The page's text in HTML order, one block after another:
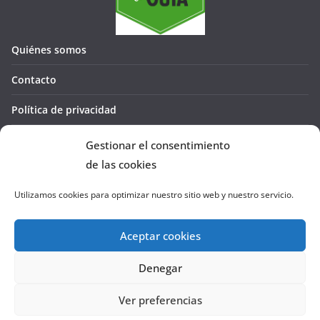
Gestionar el consentimiento
de las cookies
Utilizamos cookies para optimizar nuestro sitio web y nuestro servicio.
Aceptar cookies
Denegar
Ver preferencias
Quiénes somos
Contacto
Política de privacidad
Política de cookies (UE)
La Cañada te GUÍA
por ThemeGrill. Funciona con